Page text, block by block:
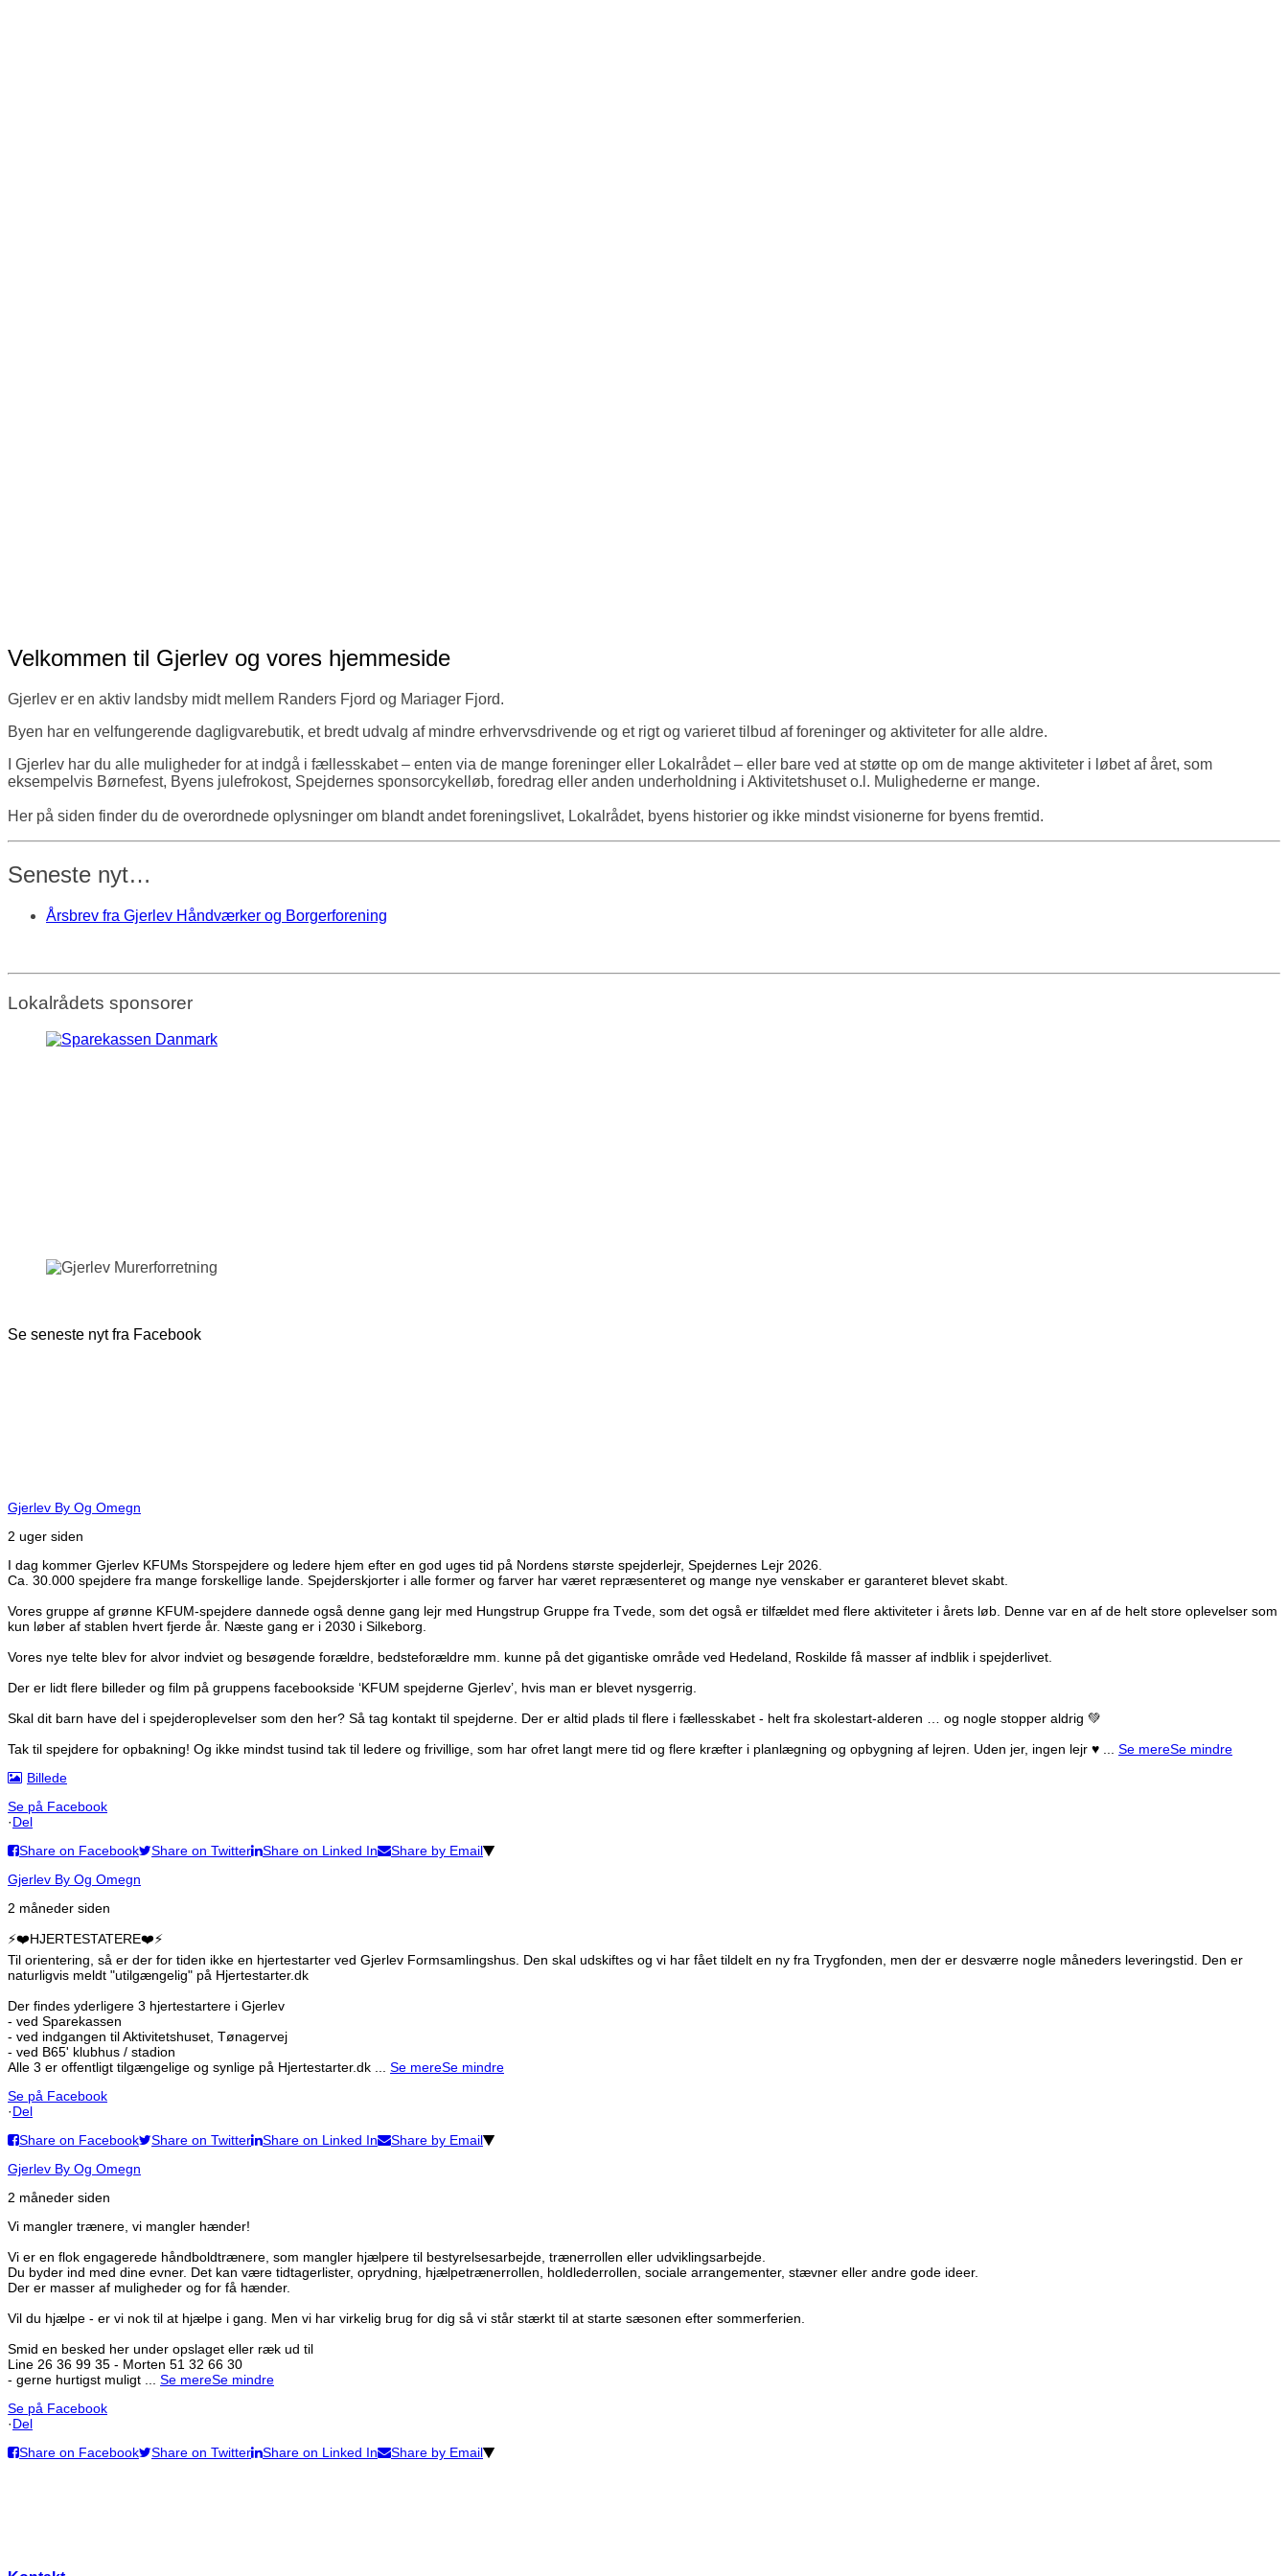
Velkommen til Gjerlev og vores hjemmeside
Gjerlev er en aktiv landsby midt mellem Randers Fjord og Mariager Fjord.
Byen har en velfungerende dagligvarebutik, et bredt udvalg af mindre erhvervsdrivende og et rigt og varieret tilbud af foreninger og aktiviteter for alle aldre.
I Gjerlev har du alle muligheder for at indgå i fællesskabet – enten via de mange foreninger eller Lokalrådet – eller bare ved at støtte op om de mange aktiviteter i løbet af året, som
eksempelvis Børnefest, Byens julefrokost, Spejdernes sponsorcykelløb, foredrag eller anden underholdning i Aktivitetshuset o.l. Mulighederne er mange.
Her på siden finder du de overordnede oplysninger om blandt andet foreningslivet, Lokalrådet, byens historier og ikke mindst visionerne for byens fremtid.
Seneste nyt…
Årsbrev fra Gjerlev Håndværker og Borgerforening
Lokalrådets sponsorer
Se seneste nyt fra Facebook
Gjerlev By Og Omegn
2 uger siden
I dag kommer Gjerlev KFUMs Storspejdere og ledere hjem efter en god uges tid på Nordens største spejderlejr, Spejdernes Lejr 2026.
Ca. 30.000 spejdere fra mange forskellige lande. Spejderskjorter i alle former og farver har været repræsenteret og mange nye venskaber er garanteret blevet skabt.
Vores gruppe af grønne KFUM-spejdere dannede også denne gang lejr med Hungstrup Gruppe fra Tvede, som det også er tilfældet med flere aktiviteter i årets løb. Denne var en af de helt store oplevelser som
kun løber af stablen hvert fjerde år. Næste gang er i 2030 i Silkeborg.
Vores nye telte blev for alvor indviet og besøgende forældre, bedsteforældre mm. kunne på det gigantiske område ved Hedeland, Roskilde få masser af indblik i spejderlivet.
Der er lidt flere billeder og film på gruppens facebookside ‘KFUM spejderne Gjerlev’, hvis man er blevet nysgerrig.
Skal dit barn have del i spejderoplevelser som den her? Så tag kontakt til spejderne. Der er altid plads til flere i fællesskabet - helt fra skolestart-alderen … og nogle stopper aldrig 💚
Tak til spejdere for opbakning! Og ikke mindst tusind tak til ledere og frivillige, som har ofret langt mere tid og flere kræfter i planlægning og opbygning af lejren. Uden jer, ingen lejr ♥️
Se mereSe mindre
Billede
Se på Facebook
·Del
Share on Facebook
Share on Twitter Share on Linked In
Share by Email
Gjerlev By Og Omegn
2 måneder siden
⚡️❤️HJERTESTATERE❤️⚡️
Til orientering, så er der for tiden ikke en hjertestarter ved Gjerlev Formsamlingshus. Den skal udskiftes og vi har fået tildelt en ny fra Trygfonden, men der er desværre nogle måneders leveringstid. Den er
naturligvis meldt "utilgængelig" på Hjertestarter.dk
Der findes yderligere 3 hjertestartere i Gjerlev
- ved Sparekassen
- ved indgangen til Aktivitetshuset, Tønagervej
- ved B65' klubhus / stadion
Alle 3 er offentligt tilgængelige og synlige på Hjertestarter.dk
Se mereSe mindre
Se på Facebook
·Del
Share on Facebook
Share on Twitter Share on Linked In
Share by Email
Gjerlev By Og Omegn
2 måneder siden
Vi mangler trænere, vi mangler hænder!
Vi er en flok engagerede håndboldtrænere, som mangler hjælpere til bestyrelsesarbejde, trænerrollen eller udviklingsarbejde.
Du byder ind med dine evner. Det kan være tidtagerlister, oprydning, hjælpetrænerrollen, holdlederrollen, sociale arrangementer, stævner eller andre gode ideer.
Der er masser af muligheder og for få hænder.
Vil du hjælpe - er vi nok til at hjælpe i gang. Men vi har virkelig brug for dig så vi står stærkt til at starte sæsonen efter sommerferien.
Smid en besked her under opslaget eller ræk ud til
Line 26 36 99 35 - Morten 51 32 66 30
- gerne hurtigst muligt
Se mereSe mindre
Se på Facebook
·Del
Share on Facebook
Share on Twitter Share on Linked In Share by Email